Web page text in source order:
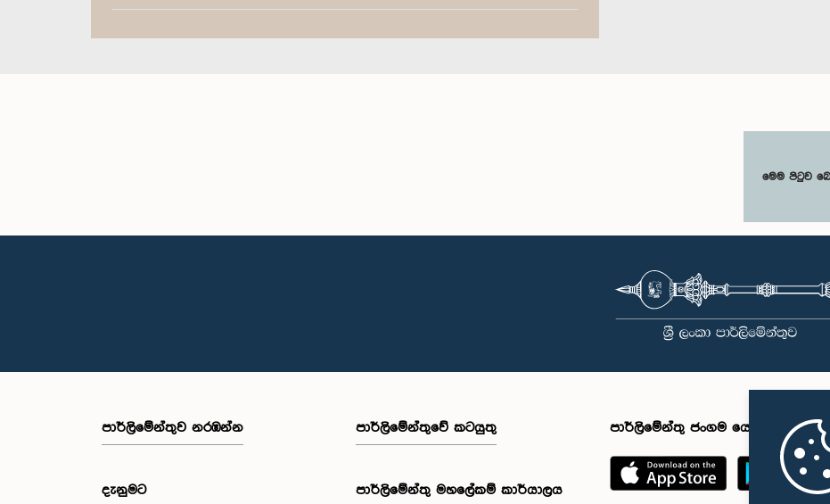
මෙම පිටුව
පාර්ලි‌මේන්තුව නරඹන්න
දැනුමට
පාර්ලිමේන්තුවේ කටයුතු
පාර්ලිමේන්තු මහලේකම් කාර්යාලය
පාර්ලිමේන්තු ජංගම යෙදුම